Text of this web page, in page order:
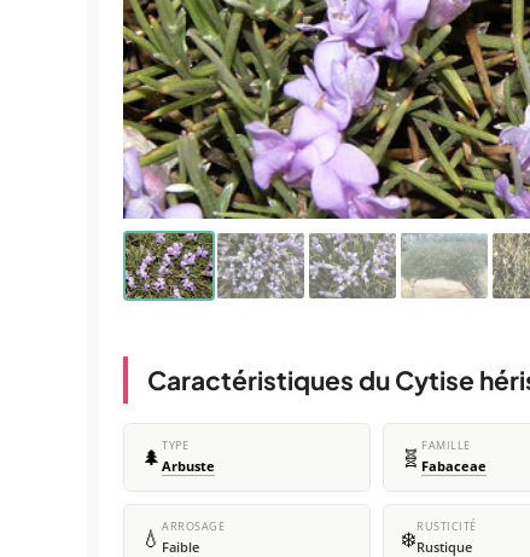
Caractéristiques du Cytise
🌲 TYPE
Arbuste 🧬 FAMILLE
Fabaceae
💧 ARROSAGE
Faible ❄️RUSTICITÉ
Rustique